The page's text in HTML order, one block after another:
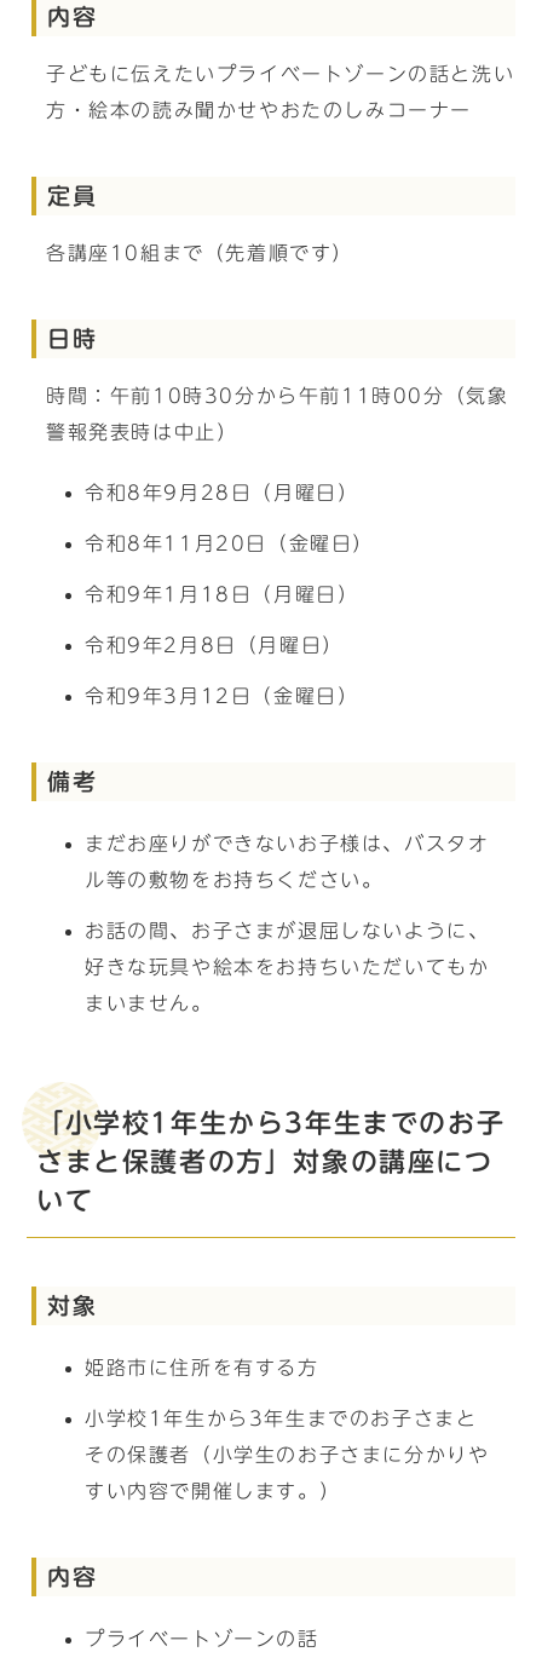
内容
子どもに伝えたいプライベートゾーンの話と洗い
方・絵本の読み聞かせやおたのしみコーナー
定員
各講座10組まで（先着順です）
日時
時間：午前10時30分から午前11時00分（気象
警報発表時は中止）
令和8年9月28日（月曜日）
令和8年11月20日（金曜日）
令和9年1月18日（月曜日）
令和9年2月8日（月曜日）
令和9年3月12日（金曜日）
備考
まだお座りができないお子様は、バスタオ
ル等の敷物をお持ちください。
お話の間、お子さまが退屈しないように、
好きな玩具や絵本をお持ちいただいてもか
まいません。
「小学校1年生から3年生までのお子
さまと保護者の方」対象の講座につ
いて
対象
姫路市に住所を有する方
小学校1年生から3年生までのお子さまと
その保護者（小学生のお子さまに分かりや
すい内容で開催します。）
内容
プライベートゾーンの話